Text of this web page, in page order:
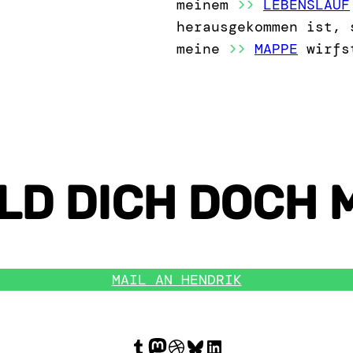
meinem >> LEBENSLAUF
herausgekommen
meine >> MAPPE
DICH DOCH
MAIL AN HENDRIK
Tumblr Mastodon Dribbble Bluesky LinkedIn